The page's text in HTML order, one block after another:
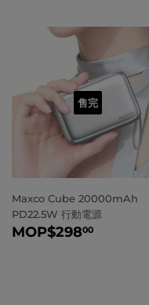
售完
Maxco Cube 20000mAh
PD22.5W 行動電源
正
MOP$29800